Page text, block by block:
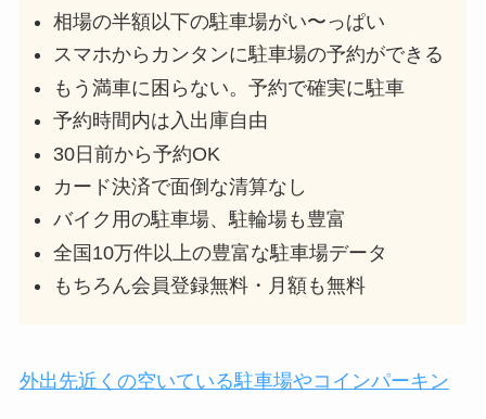
相場の半額以下の駐車場がい〜っぱい
スマホからカンタンに駐車場の予約ができる
もう満車に困らない。予約で確実に駐車
予約時間内は入出庫自由
30日前から予約OK
カード決済で面倒な清算なし
バイク用の駐車場、駐輪場も豊富
全国10万件以上の豊富な駐車場データ
もちろん会員登録無料・月額も無料
外出先近くの空いている駐車場やコインパーキン